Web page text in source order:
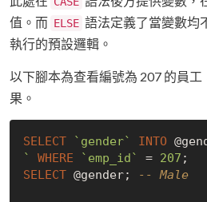
值。而 ELSE 語法定義了當變數均
執行的預設邏輯。
以下腳本為查看編號為 207 的員
果。
SELECT `gender` INTO
`
WHERE `emp_id` = 207
SELECT @gender; -- Male